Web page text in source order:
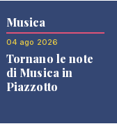
Musica
04 ago 2026
Tornano le note
di Musica in
Piazzotto